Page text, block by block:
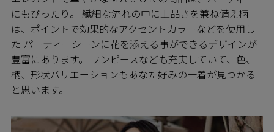
にもぴったり。 繊細な流れの中に上品さを兼ね備え柄
は、ポイントで効果的なアクセントカラーなどを使用し
た パーティーシーンに花を添える事ができるデザインが
豊富にあります。 ワンピースなども充実していて、色、
柄、形状バリエーションもあなた好みの一着が見つかる
と思います。